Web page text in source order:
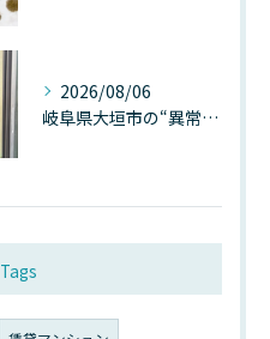
2026/08/06
岐阜県大垣市の“異常に高い気温”が建物内部を腐らせる──深層カビが爆発的に増える本当の理由
Tags